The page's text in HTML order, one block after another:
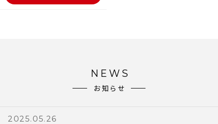
NEWS
お知らせ
2025.05.26